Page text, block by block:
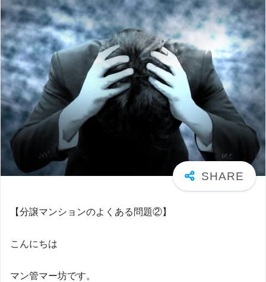
【分譲マンションのよくある問題②】
こんにちは
マン管マー坊です。